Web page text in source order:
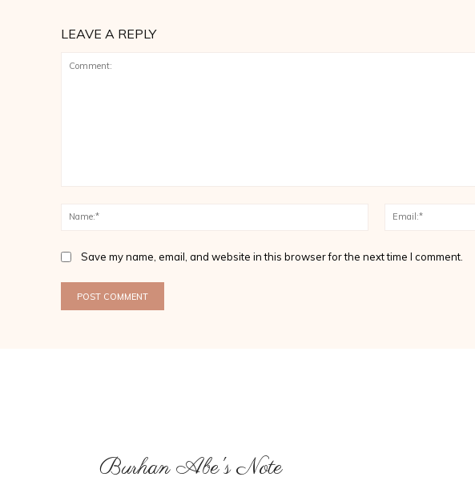
LEAVE A REPLY
Name:*
Save my name, email, and website in this browser for the next time I comment.
Burhan Abe's Note